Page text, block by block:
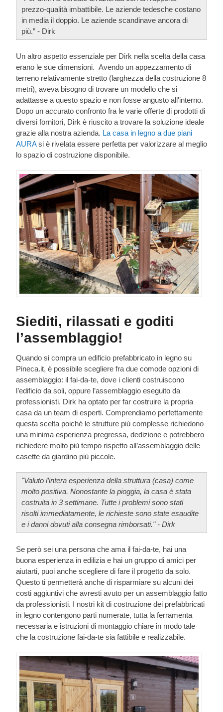
prezzo-qualità imbattibile. Le aziende tedesche costano
in media il doppio. Le aziende scandinave ancora di
più.” - Dirk
Un altro aspetto essenziale per Dirk nella scelta della casa
erano le sue dimensioni. Avendo un appezzamento di
terreno relativamente stretto (larghezza della costruzione 8
metri), aveva bisogno di trovare un modello che si
adattasse a questo spazio e non fosse angusto all'interno.
Dopo un accurato confronto fra le varie offerte di prodotti di
diversi fornitori, Dirk è riuscito a trovare la soluzione ideale
grazie alla nostra azienda. La casa in legno a due piani
AURAsi è rivelata essere perfetta per valorizzare al meglio
lo spazio di costruzione disponibile.
Siediti, rilassati e goditi
l’assemblaggio!
Quando si compra un edificio prefabbricato in legno su
Pineca.it, è possibile scegliere fra due comode opzioni di
assemblaggio: il fai-da-te, dove i clienti costruiscono
l’edificio da soli, oppure l’assemblaggio eseguito da
professionisti. Dirk ha optato per far costruire la propria
casa da un team di esperti. Comprendiamo perfettamente
questa scelta poiché le strutture più complesse richiedono
una minima esperienza pregressa, dedizione e potrebbero
richiedere molto più tempo rispetto all’assemblaggio delle
casette da giardino più piccole.
"Valuto l’intera esperienza della struttura (casa) come
molto positiva. Nonostante la pioggia, la casa è stata
costruita in 3 settimane. Tutte i problemi sono stati
risolti immediatamente, le richieste sono state esaudite
e i danni dovuti alla consegna rimborsati." - Dirk
Se però sei una persona che ama il fai-da-te, hai una
buona esperienza in edilizia e hai un gruppo di amici per
aiutarti, puoi anche scegliere di fare il progetto da solo.
Questo ti permetterà anche di risparmiare su alcuni dei
costi aggiuntivi che avresti avuto per un assemblaggio fatto
da professionisti. I nostri kit di costruzione dei prefabbricati
in legno contengono parti numerate, tutta la ferramenta
necessaria e istruzioni di montaggio chiare in modo tale
che la costruzione fai-da-te sia fattibile e realizzabile.